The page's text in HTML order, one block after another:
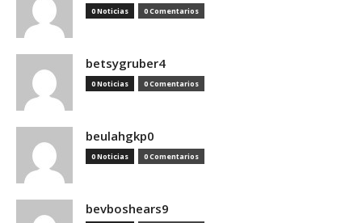
0 Noticias 0 Comentarios
betsygruber4
0 Noticias 0 Comentarios
beulahgkp0
0 Noticias 0 Comentarios
bevboshears9